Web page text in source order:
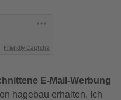
Friendly Captcha
E-Mail-Werbung
hagebau erhalten. Ich